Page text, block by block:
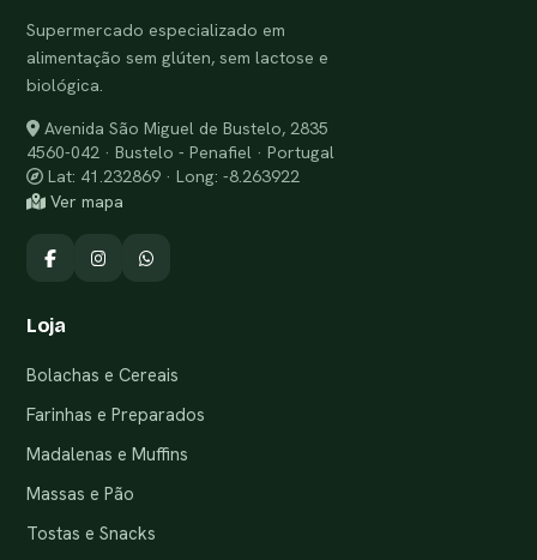
Supermercado especializado em
alimentação sem glúten, sem lactose e
biológica.
Avenida São Miguel de Bustelo, 2835
4560-042 · Bustelo - Penafiel · Portugal
Lat: 41.232869 · Long: -8.263922
Ver mapa
Loja
Bolachas e Cereais
Farinhas e Preparados
Madalenas e Muffins
Massas e Pão
Tostas e Snacks